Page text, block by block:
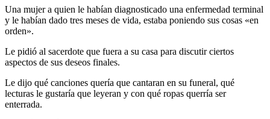
Una mujer a quien le habían diagnosticado una enfermedad terminal
y le habían dado tres meses de vida, estaba poniendo sus cosas «en
orden».
Le pidió al sacerdote que fuera a su casa para discutir ciertos
aspectos de sus deseos finales.
Le dijo qué canciones quería que cantaran en su funeral, qué
lecturas le gustaría que leyeran y con qué ropas querría ser
enterrada.